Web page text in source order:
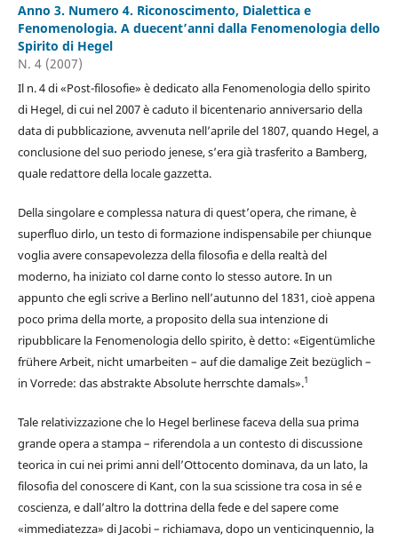
Anno 3. Numero 4. Riconoscimento, Dialettica e
Fenomenologia. A duecent’anni dalla Fenomenologia dello
Spirito di Hegel
N. 4 (2007)
Il n. 4 di «Post-filosofie» è dedicato alla Fenomenologia dello spirito
di Hegel, di cui nel 2007 è caduto il bicentenario anniversario della
data di pubblicazione, avvenuta nell’aprile del 1807, quando Hegel, a
conclusione del suo periodo jenese, s’era già trasferito a Bamberg,
quale redattore della locale gazzetta.
Della singolare e complessa natura di quest’opera, che rimane, è
superfluo dirlo, un testo di formazione indispensabile per chiunque
voglia avere consapevolezza della filosofia e della realtà del
moderno, ha iniziato col darne conto lo stesso autore. In un
appunto che egli scrive a Berlino nell’autunno del 1831, cioè appena
poco prima della morte, a proposito della sua intenzione di
ripubblicare la Fenomenologia dello spirito, è detto: «Eigentümliche
frühere Arbeit, nicht umarbeiten – auf die damalige Zeit bezüglich –
in Vorrede: das abstrakte Absolute herrschte damals».1
Tale relativizzazione che lo Hegel berlinese faceva della sua prima
grande opera a stampa – riferendola a un contesto di discussione
teorica in cui nei primi anni dell’Ottocento dominava, da un lato, la
filosofia del conoscere di Kant, con la sua scissione tra cosa in sé e
coscienza, e dall’altro la dottrina della fede e del sapere come
«immediatezza» di Jacobi – richiamava, dopo un venticinquennio, la